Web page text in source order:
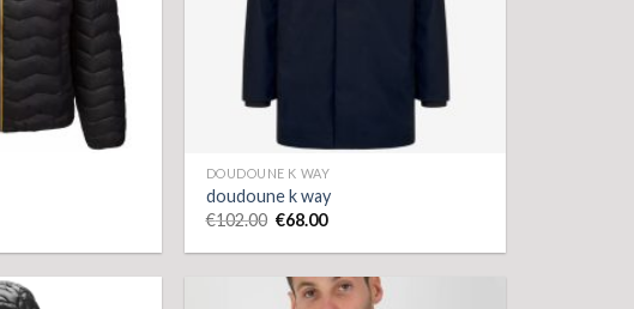
DOUDOUNE K WAY
doudoune k way
€102.00 €68.00